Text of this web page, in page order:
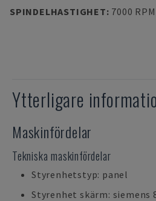
SPINDELHASTIGHET: 7000 RPM
Ytterligare
Maskinfördelar
Tekniska maskinfördelar
Styrenhetstyp: panel
Styrenhet skärm: siemens